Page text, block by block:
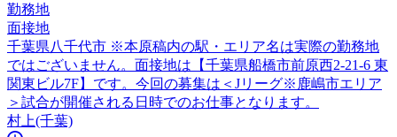
勤務地
面接地
千葉県八千代市 ※本原稿内の駅・エリア名は実際の勤務地
ではございません。面接地は【千葉県船橋市前原西2-21-6 東
関東ビル7F】です。今回の募集は＜Jリーグ※鹿嶋市エリア
＞試合が開催される日時でのお仕事となります。
村上(千葉)